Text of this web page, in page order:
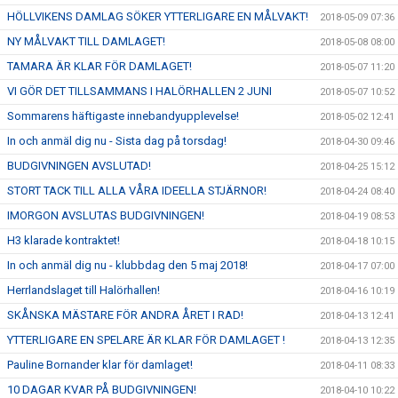
HÖLLVIKENS DAMLAG SÖKER YTTERLIGARE EN MÅLVAKT! 2018-05-09 07:36
NY MÅLVAKT TILL DAMLAGET! 2018-05-08 08:00
TAMARA ÄR KLAR FÖR DAMLAGET! 2018-05-07 11:20
VI GÖR DET TILLSAMMANS I HALÖRHALLEN 2 JUNI 2018-05-07 10:52
Sommarens häftigaste innebandyupplevelse! 2018-05-02 12:41
In och anmäl dig nu - Sista dag på torsdag! 2018-04-30 09:46
BUDGIVNINGEN AVSLUTAD! 2018-04-25 15:12
STORT TACK TILL ALLA VÅRA IDEELLA STJÄRNOR! 2018-04-24 08:40
IMORGON AVSLUTAS BUDGIVNINGEN! 2018-04-19 08:53
H3 klarade kontraktet! 2018-04-18 10:15
In och anmäl dig nu - klubbdag den 5 maj 2018! 2018-04-17 07:00
Herrlandslaget till Halörhallen! 2018-04-16 10:19
SKÅNSKA MÄSTARE FÖR ANDRA ÅRET I RAD! 2018-04-13 12:41
YTTERLIGARE EN SPELARE ÄR KLAR FÖR DAMLAGET ! 2018-04-13 12:35
Pauline Bornander klar för damlaget! 2018-04-11 08:33
10 DAGAR KVAR PÅ BUDGIVNINGEN! 2018-04-10 10:22